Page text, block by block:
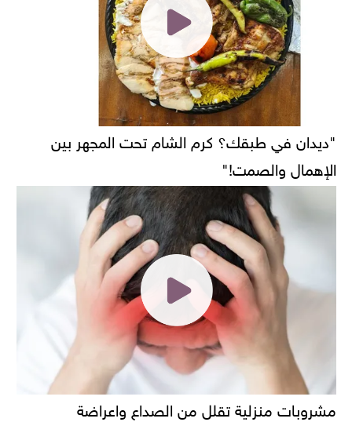
"ديدان في طبقك؟ كرم الشام تحت المجهر بين
الإهمال والصمت!"
مشروبات منزلية تقلل من الصداع واعراضة